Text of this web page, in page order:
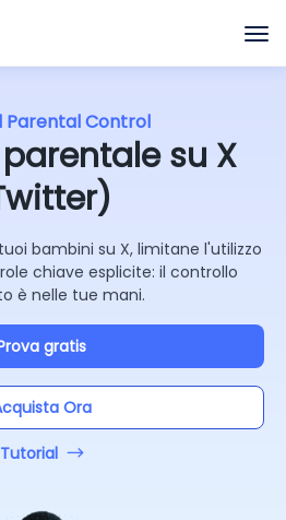
Parental Control
su X
bambini su X, limitane l'utilizzo
chiave esplicite: il controllo
è nelle tue mani.
gratis
Ora
Tutorial